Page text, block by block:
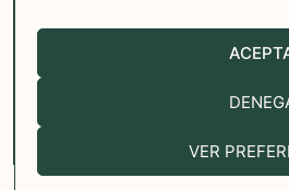
VER
infancia o
lo haya vivido?
organización